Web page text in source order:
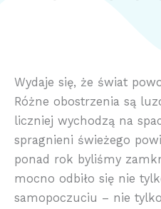
Wydaje się, że świat
Różne obostrzenia są
liczniej wychodzą na
spragnieni świeżego
ponad rok byliśmy
mocno odbiło się nie
samopoczuciu – nie